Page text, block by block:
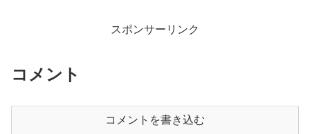
ックダウンの影響で、...
デ...
スポンサーリンク
コメント
コメントを書き込む